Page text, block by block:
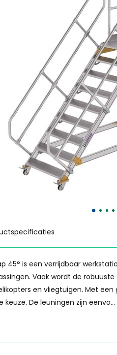
45° is een verrijdbaar
Vaak wordt de
en vliegtuigen. Met
De leuningen zijn eenvo...